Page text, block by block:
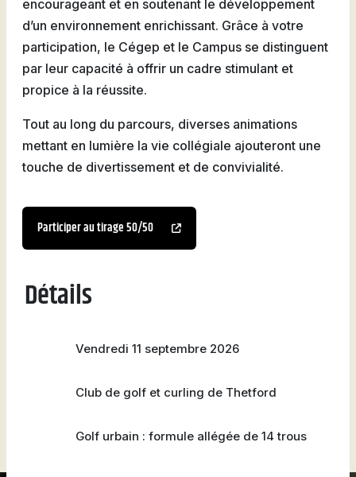
encourageant et en soutenant le développement
d’un environnement enrichissant. Grâce à votre
participation, le Cégep et le Campus se distinguent
par leur capacité à offrir un cadre stimulant et
propice à la réussite.
Tout au long du parcours, diverses animations
mettant en lumière la vie collégiale ajouteront une
touche de divertissement et de convivialité.
Participer au tirage 50/50
Détails
Vendredi 11 septembre 2026
Club de golf et curling de Thetford
Golf urbain : formule allégée de 14 trous